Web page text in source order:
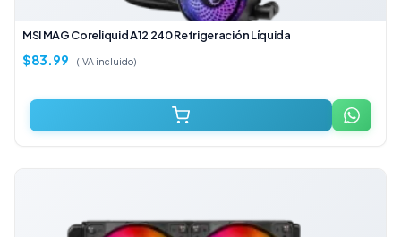
MSI MAG Coreliquid A12 240 Refrigeración Líquida
$83.99 (IVA incluido)